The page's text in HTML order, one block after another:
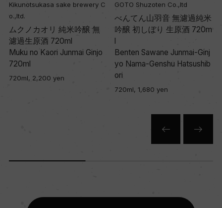
Kikunotsukasa sake brewery C
o.,ltd.
ムクノカオリ 純米吟醸 無
濾過生原酒 720ml
Muku no Kaori Junmai Ginjo
720ml
720ml, 2,200 yen
GOTO Shuzoten Co.,ltd
べんてん山羽音 無濾過純米
吟醸 初しぼり 生原酒 720m
l
Benten Sawane Junmai-Ginj
yo Nama-Genshu Hatsushib
ori
720ml, 1,680 yen